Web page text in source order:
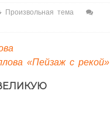
Произвольная тема
«Пейзаж с рекой»